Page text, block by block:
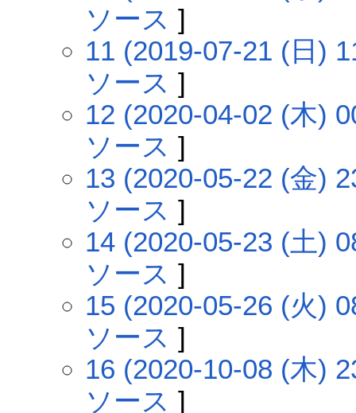
ソース ]
11 (2019-07-21 (日)
ソース ]
12 (2020-04-02 (木)
ソース ]
13 (2020-05-22 (金)
ソース ]
14 (2020-05-23 (土)
ソース ]
15 (2020-05-26 (火)
ソース ]
16 (2020-10-08 (木)
ソース ]